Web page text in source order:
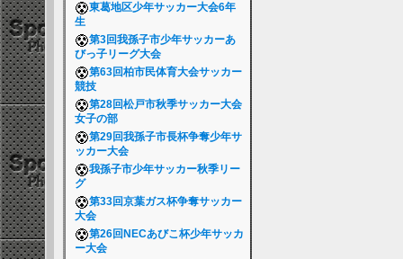
東葛地区少年サッカー大会6年
生
第3回我孫子市少年サッカーあ
びっ子リーグ大会
第63回柏市民体育大会サッカー
競技
第28回松戸市秋季サッカー大会
女子の部
第29回我孫子市長杯争奪少年サ
ッカー大会
我孫子市少年サッカー秋季リー
グ
第33回京葉ガス杯争奪サッカー
大会
第26回NECあびこ杯少年サッカ
ー大会